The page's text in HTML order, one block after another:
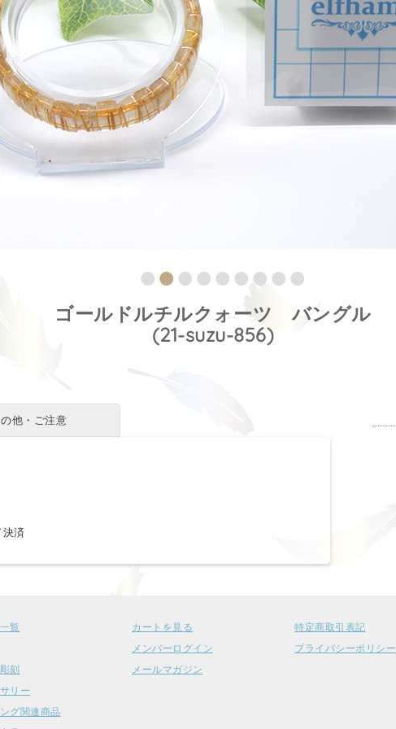
ゴールドルチルクォーツ バングル
(21-suzu-856)
他・ご注意
済
覧
刻
リー
グ関連商品
カートを見る
メンバーログイン
メールマガジン
特定商取引表記
プライバシーポリシー